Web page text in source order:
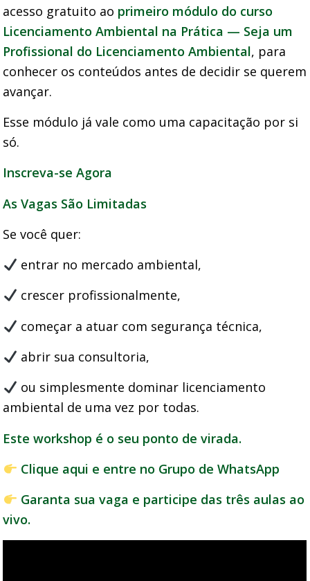
acesso gratuito ao primeiro módulo do curso
Licenciamento Ambiental na Prática — Seja um
Profissional do Licenciamento Ambiental, para
conhecer os conteúdos antes de decidir se querem
avançar.
Esse módulo já vale como uma capacitação por si
só.
Inscreva-se Agora
As Vagas São Limitadas
Se você quer:
entrar no mercado ambiental,
crescer profissionalmente,
começar a atuar com segurança técnica,
abrir sua consultoria,
ou simplesmente dominar licenciamento
ambiental de uma vez por todas.
Este workshop é o seu ponto de virada.
Clique aqui e entre no Grupo de WhatsApp
Garanta sua vaga e participe das três aulas ao
vivo.